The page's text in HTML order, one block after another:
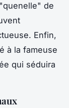
de
Enfin,
à la fameuse
qui séduira